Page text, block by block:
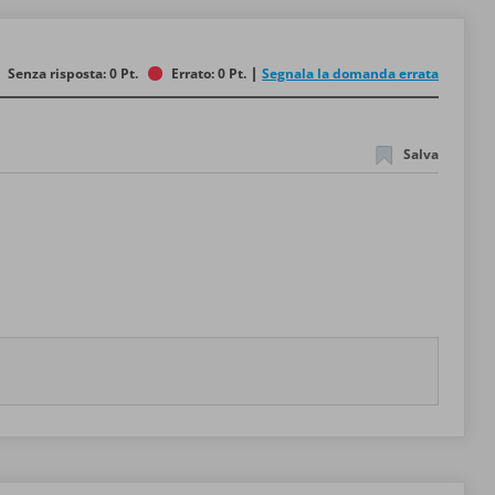
Senza risposta: 0 Pt. Errato: 0 Pt. Segnala la domanda errata
Salva